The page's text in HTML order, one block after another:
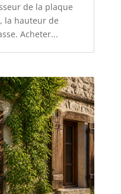
de la plaque
la hauteur de
Acheter...